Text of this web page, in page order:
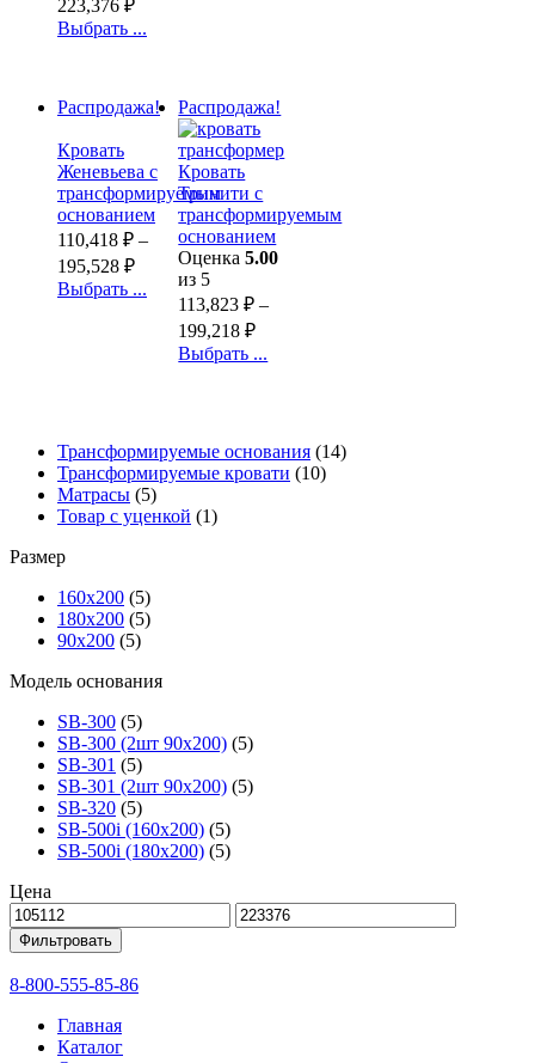
223,376 ₽
Выбрать ...
Распродажа!
Кровать
Женевьева с
трансформируемым
основанием
110,418 ₽ –
195,528 ₽
Выбрать ...
Распродажа!
Кровать
Тринити с
трансформируемым
основанием
Оценка5.00
из 5
113,823₽ –
199,218₽
Выбрать ...
Трансформируемые основания (14)
Трансформируемые кровати (10)
Матрасы (5)
Товар с уценкой (1)
Размер
160х200 (5)
180х200 (5)
90х200 (5)
Модель основания
SB-300 (5)
SB-300 (2шт 90х200) (5)
SB-301 (5)
SB-301 (2шт 90х200) (5)
SB-320 (5)
SB-500i (160x200) (5)
SB-500i (180x200) (5)
Цена
Фильтровать
8-800-555-85-86
Главная
Каталог